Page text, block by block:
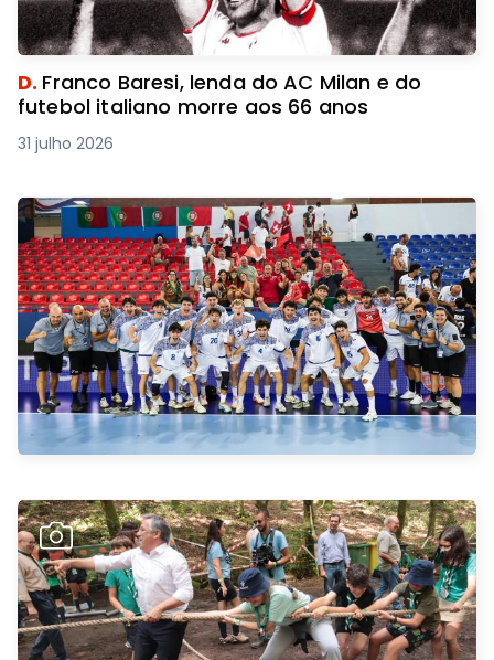
D. Franco Baresi, lenda do AC Milan e do
futebol italiano morre aos 66 anos
31 julho 2026